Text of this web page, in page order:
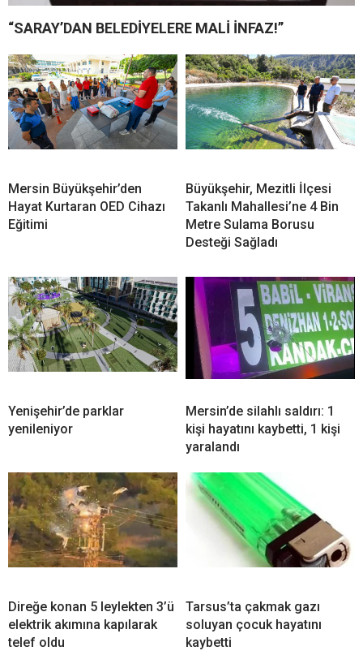
“SARAY’DAN BELEDİYELERE MALİ İNFAZ!”
Mersin Büyükşehir’den
Hayat Kurtaran OED Cihazı
Eğitimi
Büyükşehir, Mezitli İlçesi
Takanlı Mahallesi’ne 4 Bin
Metre Sulama Borusu
Desteği Sağladı
Yenişehir’de parklar
yenileniyor
Mersin’de silahlı saldırı: 1
kişi hayatını kaybetti, 1 kişi
yaralandı
Direğe konan 5 leylekten 3’ü
elektrik akımına kapılarak
telef oldu
Tarsus’ta çakmak gazı
soluyan çocuk hayatını
kaybetti